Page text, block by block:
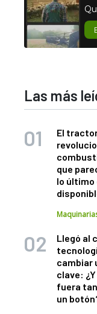
Las más
El
que
lo último
Llegó al
cambiar
clave:
fuera
un